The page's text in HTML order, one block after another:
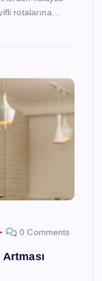
rotalarına…
0 Comments